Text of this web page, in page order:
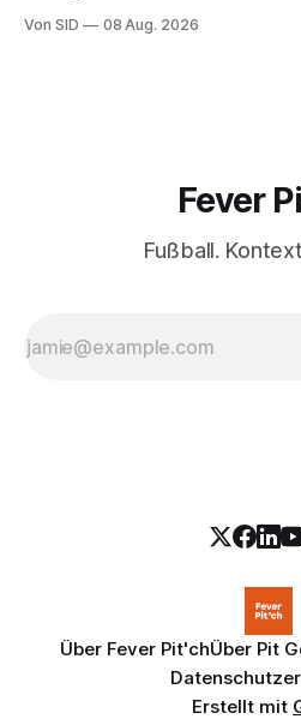
Von SID 08 Aug. 2026
Fever
Fußball.
Über Fever Pit'chÜber Pit
Erstellt mit